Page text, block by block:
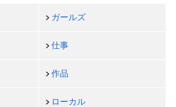
ガールズ
仕事
作品
ローカル